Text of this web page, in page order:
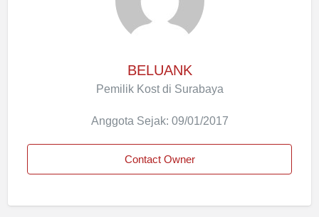
BELUANK
Pemilik Kost di Surabaya
Anggota Sejak: 09/01/2017
Contact Owner